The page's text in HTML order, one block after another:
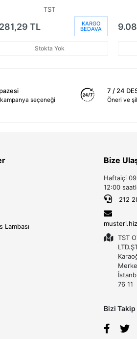
No: 96694764)
TST
TL KARGO
BEDAVA
Stokta Yok
seçeneği
7 / 24
Öneri ve
Lambası
Bize
Haftaiçi
12:00
212
TST
76 11
Bizi Takip